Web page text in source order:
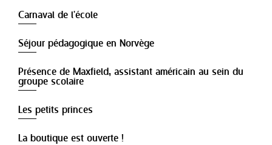
Carnaval de l'école
Séjour pédagogique en Norvège
Présence de Maxfield, assistant américain au sein du
groupe scolaire
Les petits princes
La boutique est ouverte !